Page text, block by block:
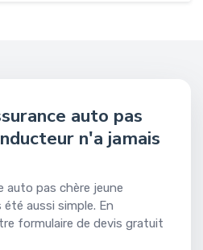
auto pas
n'a jamais
auto pas chère jeune
aussi simple. En
formulaire de devis gratuit